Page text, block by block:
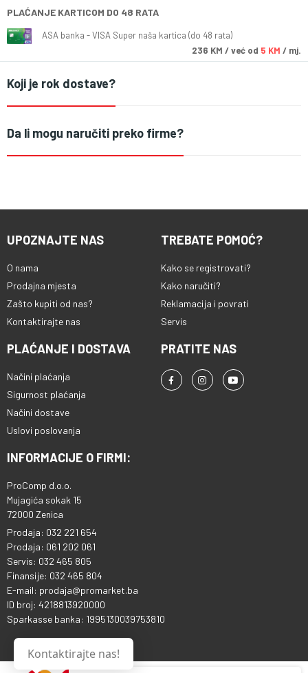
PLAĆANJE KARTICOM DO 48 RATA
ASA banka - VISA Super naša kartica (do 48 rata)
236 KM / već od 5 KM / mj.
Koji je rok dostave?
Da li mogu naručiti preko firme?
UPOZNAJTE NAS
O nama
Prodajna mjesta
Zašto kupiti od nas?
Kontaktirajte nas
TREBATE POMOĆ?
Kako se registrovati?
Kako naručiti?
Reklamacija i povrati
Servis
PLAĆANJE I DOSTAVA
Načini plaćanja
Sigurnost plaćanja
Načini dostave
Uslovi poslovanja
PRATITE NAS
INFORMACIJE O FIRMI:
ProComp d.o.o.
Mujagića sokak 15
72000 Zenica
Prodaja: 032 221 654
Prodaja: 061 202 061
Servis: 032 465 805
Finansije: 032 465 804
E-mail: prodaja@promarket.ba
ID broj: 4218813920000
Sparkasse banka: 1995130039753810
Kontaktirajte nas!